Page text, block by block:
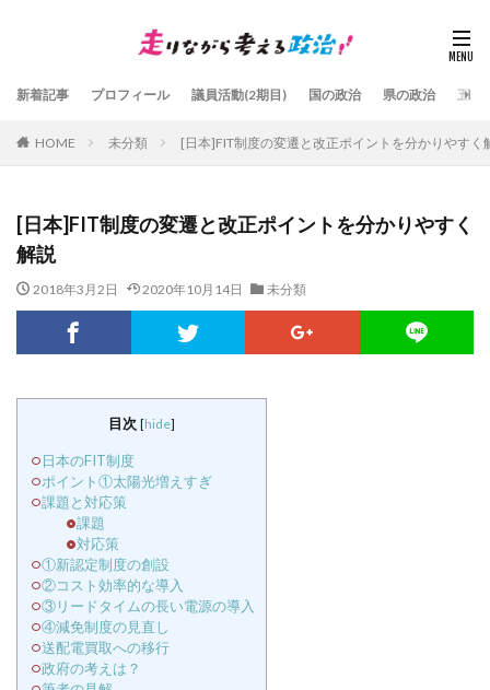
新着記事 プロフィール 議員活動(2期目) 国の政治 県の政治 五島
HOME 未分類 [日本]FIT制度の変遷と改正ポイントを分かりやすく
[日本]FIT制度の変遷と改正ポイントを分かりやすく
解説
2018年3月2日 2020年10月14日 未分類
目次 [hide]
日本のFIT制度
ポイント①太陽光増えすぎ
課題と対応策
課題
対応策
①新認定制度の創設
②コスト効率的な導入
③リードタイムの長い電源の導入
④減免制度の見直し
送配電買取への移行
政府の考えは？